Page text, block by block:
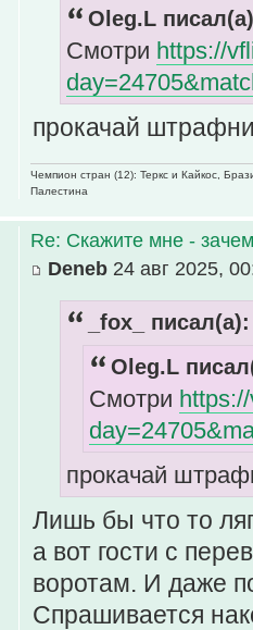
Oleg.L
Смотри https://
прокачай
Чемпион стран (12): Теркс и Кайкос,
Палестина
Re: Скажите мне -
Deneb 24 авг 2025,
_fox_ писал(а):
Oleg.L
Смотри
прокачай
Лишь бы что то
а вот гости с
воротам. И даже
Спрашивается